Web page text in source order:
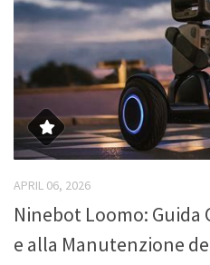
APRIL 06, 2026
Ninebot Loomo:
e alla Manutenzione